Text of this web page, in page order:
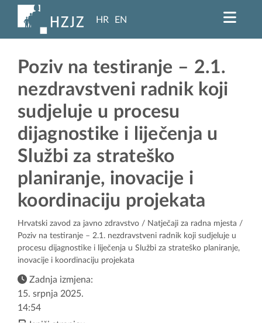
HR EN
Poziv na testiranje – 2.1.
nezdravstveni radnik koji
sudjeluje u procesu
dijagnostike i liječenja u
Službi za strateško
planiranje, inovacije i
koordinaciju projekata
Hrvatski zavod za javno zdravstvo / Natječaji za radna mjesta /
Poziv na testiranje – 2.1. nezdravstveni radnik koji sudjeluje u
procesu dijagnostike i liječenja u Službi za strateško planiranje,
inovacije i koordinaciju projekata
Zadnja izmjena:
15. srpnja 2025.
14:54